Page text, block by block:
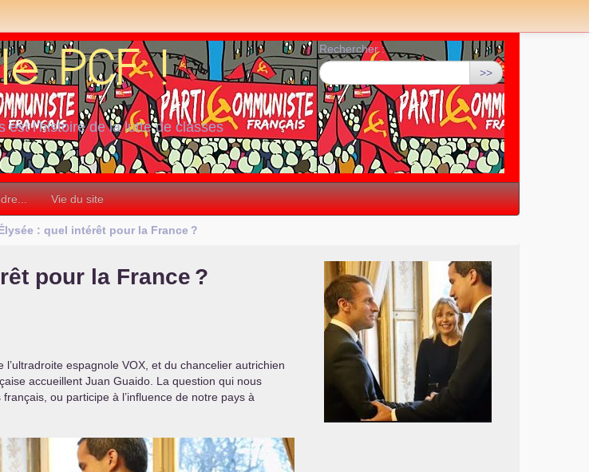
est l’histoire de la lutte de classes
Rechercher :
>>
Vie du site
: quel intérêt pour la France ?
pour la France ?
espagnole VOX , et du chancelier autrichien
accueillent Juan Guaido. La question qui nous
ou participe à l’influence de notre pays à